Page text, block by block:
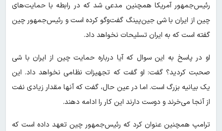
رئیس‌جمهور آمریکا همچنین مدعی شد که در رابطه با حمایت‌های
چین از ایران با شی جین‌پینگ گفت‌وگو کرده است و رئیس‌جمهور چین
گفته است که به ایران تسلیحات نخواهد داد.
او در پاسخ به این سوال که آیا درباره حمایت چین از ایران با شی
صحبت کردید؟ گفت: او گفت که تجهیزات نظامی نخواهد داد. این
یک بیانیه بزرگ است. اما در عین حال، گفت که آنها مقدار زیادی نفت
از آنجا می‌خرند و دوست دارند این کار را ادامه دهند.
ترامپ همچنین عنوان کرد که رئیس‌جمهور چین تعهد داده است که